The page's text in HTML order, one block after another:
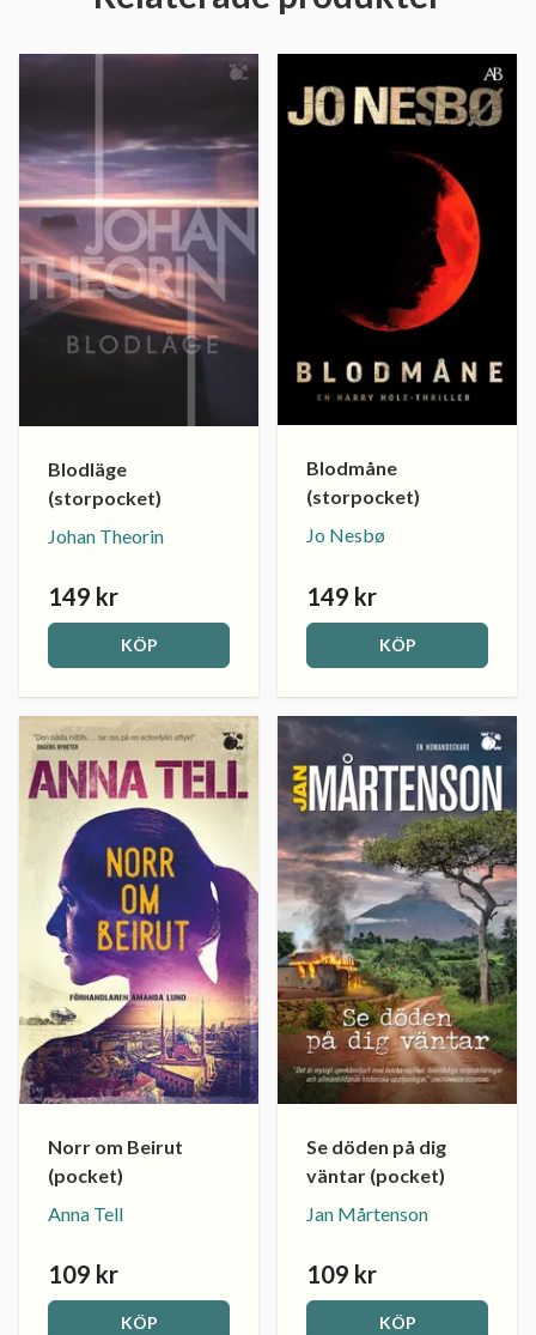
Blodläge
(storpocket)
Johan Theorin
149 kr
KÖP
Blodmåne
(storpocket)
Jo Nesbø
149 kr
KÖP
Norr om Beirut
(pocket)
Anna Tell
109 kr
KÖP
Se döden på dig
väntar (pocket)
Jan Mårtenson
109 kr
KÖP